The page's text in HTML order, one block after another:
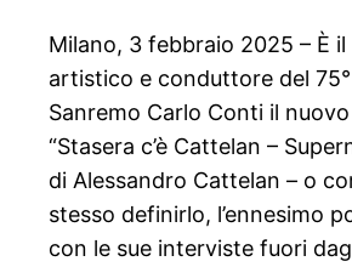
Milano, 3 febbraio 2025 – È
artistico e conduttore del
Sanremo Carlo Conti il
“Stasera c’è Cattelan –
di Alessandro Cattelan – o
stesso definirlo, l’ennesimo
con le sue interviste fuori